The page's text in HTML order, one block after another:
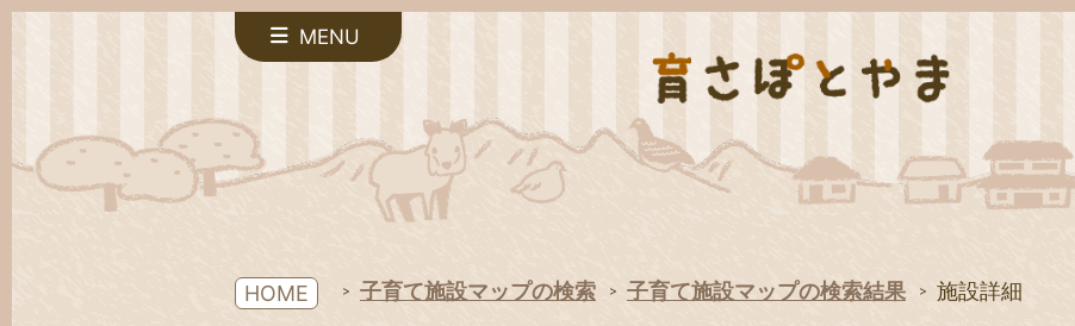
MENU
HOME 子育て施設マップの検索 子育て施設マップの検索結果 施設詳細